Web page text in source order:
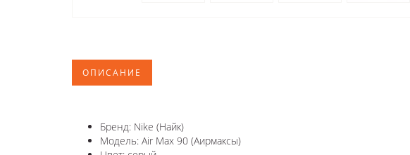
ОПИСАНИЕ
Бренд: Nike (Найк)
Модель: Air Max 90 (Аирмаксы)